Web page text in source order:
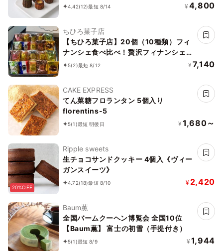
4.42(12)最短 8/14 ¥ 4,800
ちひろ菓子店
【ちひろ菓子店】20個（10種類）フィ
ナンシェ食べ比べ！贅沢フィナンシェ
BOX
5(2)最短 8/12 ¥ 7,140
CAKE EXPRESS
てん菜糖フロランタン 5個入り
florentins-5
5(1)最短 明後日 ¥ 1,680～
20%OFF
Ripple sweets
生チョコサンドクッキー 4個入《ヴィー
ガンスイーツ》
4.72(18)最短 8/10 ¥ 2,420
Baum薫
全国バームクーヘン博覧会 全国10位
【Baum薫】 富士の初雪（手提付き）
5(1)最短 8/9 ¥ 1,944